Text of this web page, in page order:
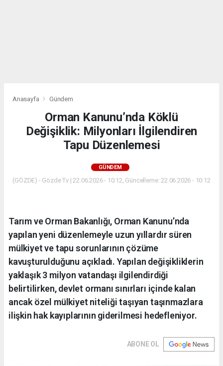
Anasayfa Gündem
Orman Kanunu’nda Köklü
Değişiklik: Milyonları İlgilendiren
Tapu Düzenlemesi
GÜNDEM
(GÖZDE) - Gözde Tv | 22.06.2026 - 10:12, Güncelleme: 22.06.2026 - 10:12
Tarım ve Orman Bakanlığı, Orman Kanunu’nda
yapılan yeni düzenlemeyle uzun yıllardır süren
mülkiyet ve tapu sorunlarının çözüme
kavuşturulduğunu açıkladı. Yapılan değişikliklerin
yaklaşık 3 milyon vatandaşı ilgilendirdiği
belirtilirken, devlet ormanı sınırları içinde kalan
ancak özel mülkiyet niteliği taşıyan taşınmazlara
ilişkin hak kayıplarının giderilmesi hedefleniyor.
ABONE OL